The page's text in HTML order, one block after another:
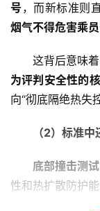
号 ，而新标准则
烟气不得危害乘
这背后意味着
为评判安全性的
向“彻底隔绝热失
（2）标准
底部撞击测试
性和热扩散防护能